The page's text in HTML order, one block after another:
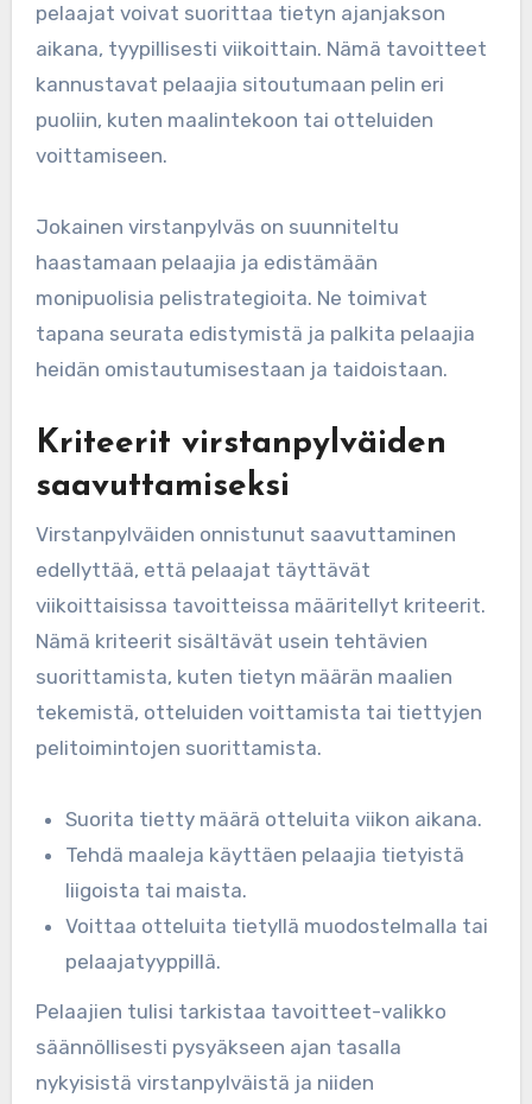
pelaajat voivat suorittaa tietyn ajanjakson
aikana, tyypillisesti viikoittain. Nämä tavoitteet
kannustavat pelaajia sitoutumaan pelin eri
puoliin, kuten maalintekoon tai otteluiden
voittamiseen.
Jokainen virstanpylväs on suunniteltu
haastamaan pelaajia ja edistämään
monipuolisia pelistrategioita. Ne toimivat
tapana seurata edistymistä ja palkita pelaajia
heidän omistautumisestaan ja taidoistaan.
Kriteerit virstanpylväiden
saavuttamiseksi
Virstanpylväiden onnistunut saavuttaminen
edellyttää, että pelaajat täyttävät
viikoittaisissa tavoitteissa määritellyt kriteerit.
Nämä kriteerit sisältävät usein tehtävien
suorittamista, kuten tietyn määrän maalien
tekemistä, otteluiden voittamista tai tiettyjen
pelitoimintojen suorittamista.
Suorita tietty määrä otteluita viikon aikana.
Tehdä maaleja käyttäen pelaajia tietyistä
liigoista tai maista.
Voittaa otteluita tietyllä muodostelmalla tai
pelaajatyyppillä.
Pelaajien tulisi tarkistaa tavoitteet-valikko
säännöllisesti pysyäkseen ajan tasalla
nykyisistä virstanpylväistä ja niiden